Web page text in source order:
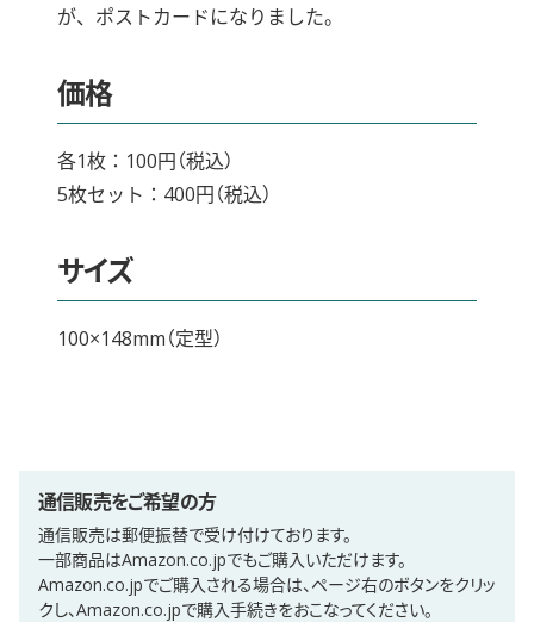
が、ポストカードになりました。
価格
各1枚：100円（税込）
5枚セット：400円（税込）
サイズ
100×148mm（定型）
通信販売をご希望の方
通信販売は郵便振替で受け付けております。
一部商品はAmazon.co.jpでもご購入いただけます。
Amazon.co.jpでご購入される場合は、ページ右のボタンをクリッ
クし、Amazon.co.jpで購入手続きをおこなってください。